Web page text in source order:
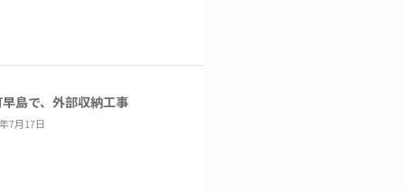
島で、外部収納工事
7月17日